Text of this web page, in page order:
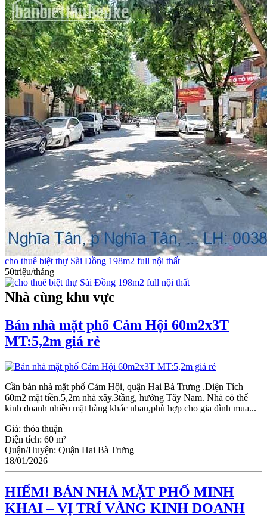
cho thuê biệt thự Sài Đồng 198m2 full nội thất
50triệu/tháng
Nhà cùng khu vực
Bán nhà mặt phố Cảm Hội 60m2x3T
MT:5,2m giá rẻ
Cần bán nhà mặt phố Cảm Hội, quận Hai Bà Trưng .Diện Tích
60m2 mặt tiền.5,2m nhà xây.3tầng, hướng Tây Nam. Nhà có thể
kinh doanh nhiều mặt hàng khác nhau,phù hợp cho gia đình mua...
Giá: thỏa thuận
Diện tích: 60 m²
Quận/Huyện: Quận Hai Bà Trưng
18/01/2026
HIẾM! BÁN NHÀ MẶT PHỐ MINH
KHAI – VỊ TRÍ VÀNG KINH DOANH